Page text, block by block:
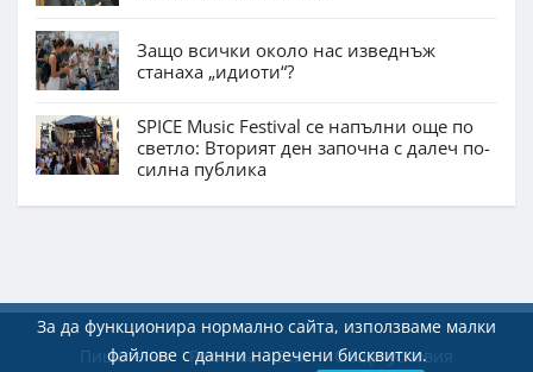
Защо всички около нас изведнъж
станаха „идиоти“?
SPICE Music Festival се напълни още по
светло: Вторият ден започна с далеч по-
силна публика
За да функционира нормално сайта, използваме малки
файлове с данни наречени бисквитки.
Пишете ни Реклама Екип Общи условия